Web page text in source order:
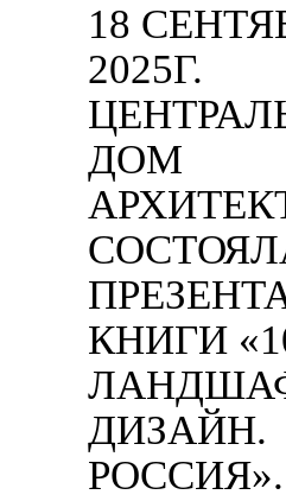
18
2025Г.
ДОМ
КНИГИ
ДИЗАЙН.
РОССИЯ».